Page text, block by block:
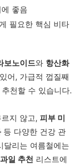
좋음
필요한 핵심 비타
보노이드와 항산화
어, 가급적 껍질째
천할 수 있습니다.
지 않고, 피부 미
등 다양한 건강 관
달리는 여름철에는
일 추천 리스트에